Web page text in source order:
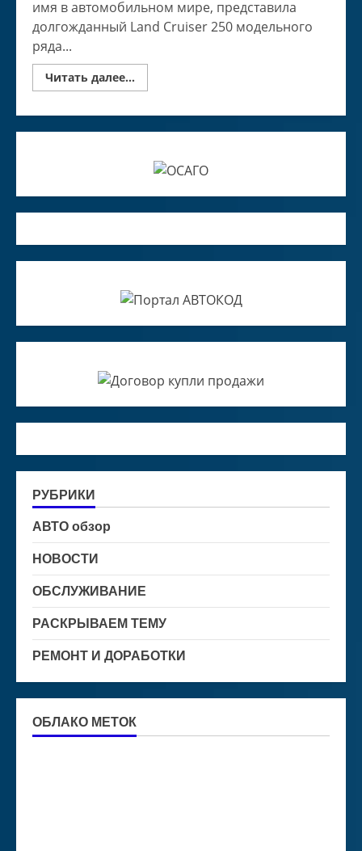
имя в автомобильном мире, представила
долгожданный Land Cruiser 250 модельного
ряда...
Читать далее...
more
250
стиль.
РУБРИКИ
АВТО обзор
НОВОСТИ
ОБСЛУЖИВАНИЕ
РАСКРЫВАЕМ ТЕМУ
РЕМОНТ И ДОРАБОТКИ
ОБЛАКО МЕТОК